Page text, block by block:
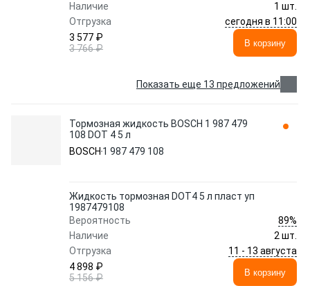
Наличие
1 шт.
Отгрузка
сегодня в 11:00
3 577 ₽
3 766 ₽
В корзину
Показать еще 13 предложений
Тормозная жидкость BOSCH 1 987 479
108 DOT 4 5 л
BOSCH 1 987 479 108
Жидкость тормозная DOT4 5 л пласт уп
1987479108
Вероятность
89%
Наличие
2 шт.
Отгрузка
11 - 13 августа
4 898 ₽
5 156 ₽
В корзину